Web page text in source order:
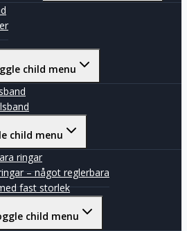
child menu
child menu
ringar
– något reglerbara
fast storlek
child menu